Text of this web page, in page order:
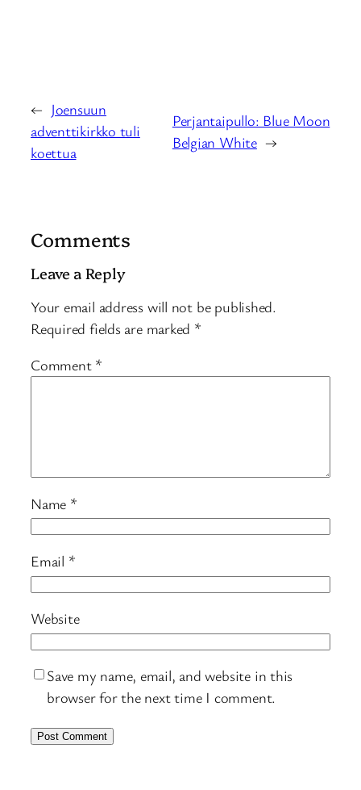
← Joensuun
adventtikirkko tuli
koettua
Perjantaipullo: Blue Moon
Belgian White →
Comments
Leave a Reply
Your email address will not be published.
Required fields are marked *
Comment *
Name *
Email *
Website
Save my name, email, and website in this
browser for the next time I comment.